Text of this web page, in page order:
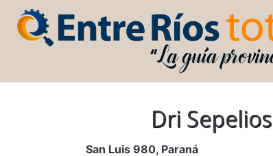
Dri Sepelios
San Luis 980, Paraná